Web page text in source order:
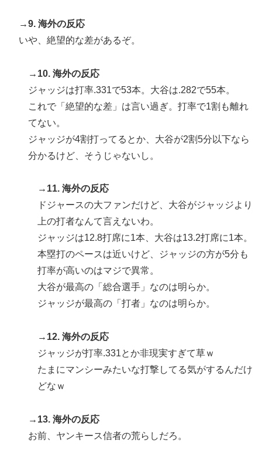
→9. 海外の反応
いや、絶望的な差があるぞ。
→10. 海外の反応
ジャッジは打率.331で53本。大谷は.282で55本。
これで「絶望的な差」は言い過ぎ。打率で1割も離れ
てない。
ジャッジが4割打ってるとか、大谷が2割5分以下なら
分かるけど、そうじゃないし。
→11. 海外の反応
ドジャースの大ファンだけど、大谷がジャッジより
上の打者なんて言えないわ。
ジャッジは12.8打席に1本、大谷は13.2打席に1本。
本塁打のペースは近いけど、ジャッジの方が5分も
打率が高いのはマジで異常。
大谷が最高の「総合選手」なのは明らか。
ジャッジが最高の「打者」なのは明らか。
→12. 海外の反応
ジャッジが打率.331とか非現実すぎて草ｗ
たまにマンシーみたいな打撃してる気がするんだけ
どなｗ
→13. 海外の反応
お前、ヤンキース信者の荒らしだろ。